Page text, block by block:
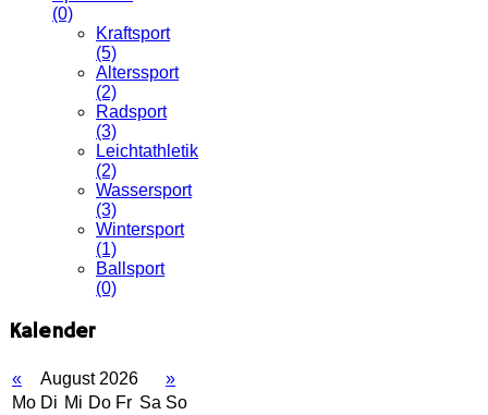
(0)
Kraftsport
(5)
Alterssport
(2)
Radsport
(3)
Leichtathletik
(2)
Wassersport
(3)
Wintersport
(1)
Ballsport
(0)
Kalender
« August 2026
»
Mo Di Mi Do Fr Sa So